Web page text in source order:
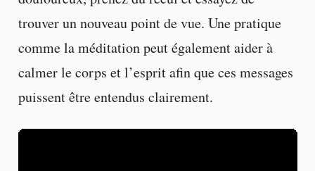
trouver un nouveau point de vue. Une pratique
comme la méditation peut également aider à
calmer le corps et l’esprit afin que ces messages
puissent être entendus clairement.